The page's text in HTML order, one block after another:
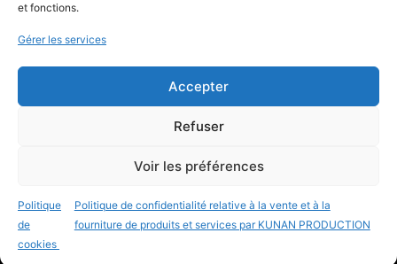
et fonctions.
Gérer les services
Accepter
Refuser
Voir les préférences
Politique
de
cookies
Politique de confidentialité relative à la vente et à la
fourniture de produits et services par KUNAN PRODUCTION
LIENS UTILES
Conditions Générales de Vente
Politique de confidentialité
Politique de cookies (en beta)
©2026 KUNAN PRODUCTION TOUS DROITS